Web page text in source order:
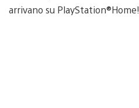
arrivano su PlayStation®Home!